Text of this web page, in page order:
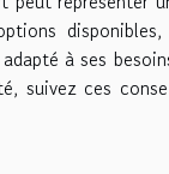
à ses
suivez ces